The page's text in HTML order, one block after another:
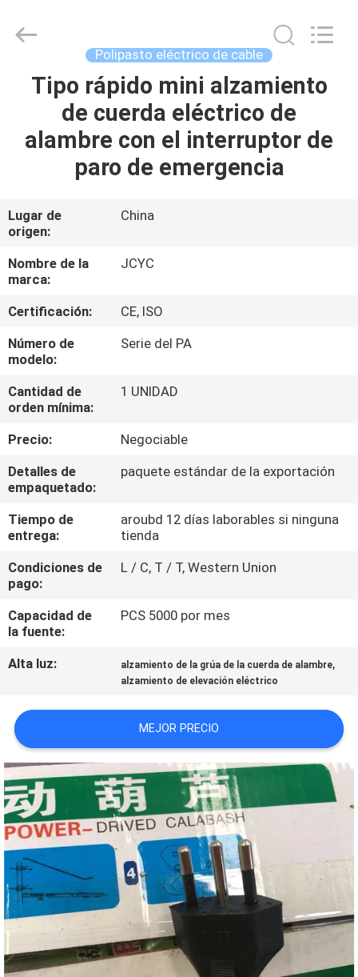
HOGAR
PRODUCTOS
NOSOTROS
VIAJE
DE
LA
FÁBRICA
CONTROL
CALIDAD
ÉNTRENOS
EN
CONTACTO
CON
NOTICIAS
UNA
CITA
MAPA
DEL
SITIO
POLÍTICA
DE
PRIVACIDAD
Machinery
Polipasto eléctrico de cable
Tipo rápido mini alzamiento
de cuerda eléctrico de
alambre con el interruptor de
paro de emergencia
Lugar de
origen:
China
Nombre de la
marca:
JCYC
Certificación:
CE, ISO
Número de
modelo:
Serie del PA
Cantidad de
orden mínima:
1 UNIDAD
Precio:
Negociable
Detalles de
empaquetado:
paquete estándar de la exportación
Tiempo de
entrega:
aroubd 12 días laborables si ninguna
tienda
Condiciones de
pago:
L / C, T / T, Western Union
Capacidad de
la fuente:
PCS 5000 por mes
Alta luz: alzamiento de la grúa de la cuerda de alambre,
alzamiento de elevación eléctrico
MEJOR PRECIO